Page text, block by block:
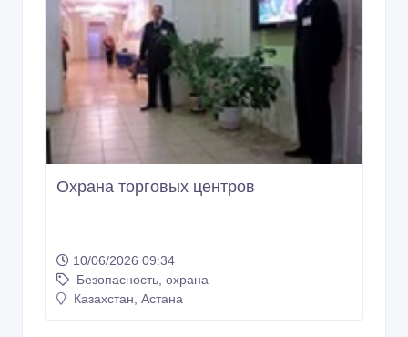
Охрана торговых центров
10/06/2026 09:34
Безопасность, охрана
Казахстан, Астана